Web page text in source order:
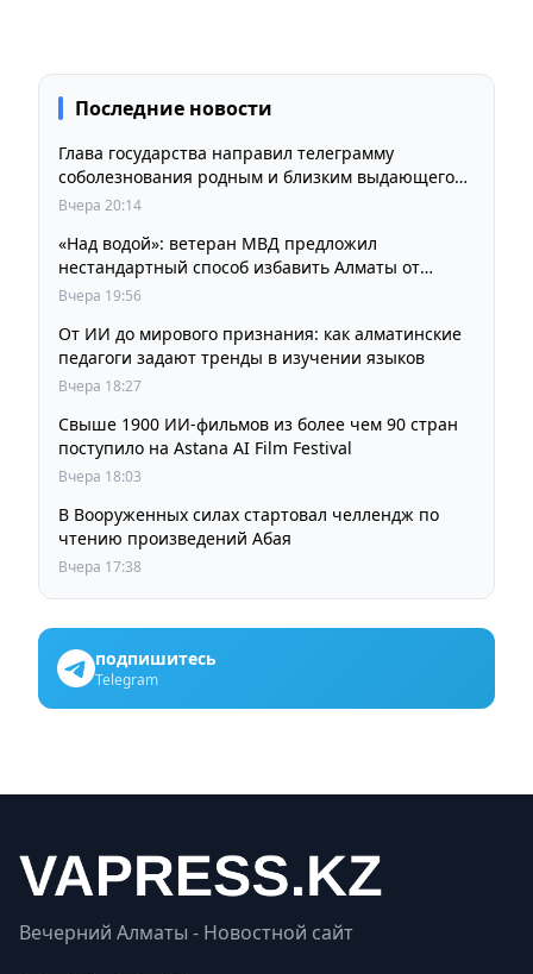
Последние новости
Глава государства направил телеграмму
соболезнования родным и близким выдающегося
кинорежиссера Ардака Амиркулова
Вчера 20:14
«Над водой»: ветеран МВД предложил
нестандартный способ избавить Алматы от
пробок и смога
Вчера 19:56
От ИИ до мирового признания: как алматинские
педагоги задают тренды в изучении языков
Вчера 18:27
Свыше 1900 ИИ-фильмов из более чем 90 стран
поступило на Astana AI Film Festival
Вчера 18:03
В Вооруженных силах стартовал челлендж по
чтению произведений Абая
Вчера 17:38
подпишитесь
Telegram
Вечерний Алматы - Новостной сайт